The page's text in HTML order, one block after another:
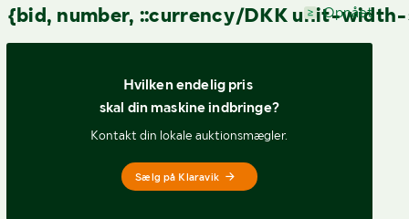
{bid, number, ::currency/DKK unit-Opnået
Hvilken endelig pris
skal din maskine indbringe?
Kontakt din lokale auktionsmægler.
Sælg på Klaravik